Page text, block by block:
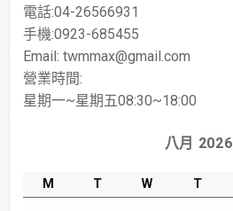
電話:04-26566931
手機:0923-685455
Email: twmmax@gmail.com
營業時間:
星期一~星期五08:30~18:00
八月 2026
M T W T